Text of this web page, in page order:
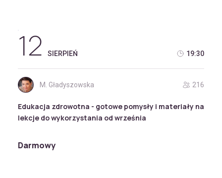
12 SIERPIEŃ 19:30
M. Gładyszowska 216
Edukacja zdrowotna - gotowe pomysły i materiały na
lekcje do wykorzystania od września
Darmowy